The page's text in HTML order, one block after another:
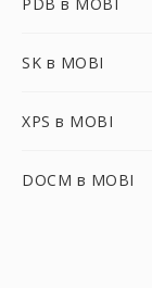
SK в MOBI
XPS в MOBI
DOCM в MOBI